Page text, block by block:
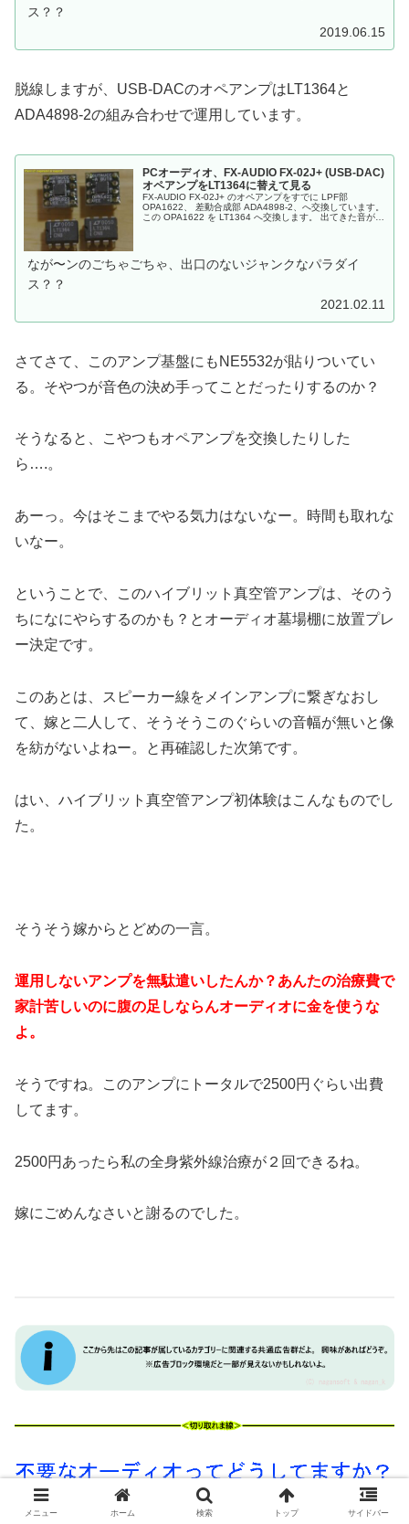
ス？？
2019.06.15
脱線しますが、USB-DACのオペアンプはLT1364と
ADA4898-2の組み合わせで運用しています。
PCオーディオ、FX-AUDIO FX-02J+ (USB-DAC)
オペアンプをLT1364に替えて見る
FX-AUDIO FX-02J+ のオペアンプをすでに LPF部
OPA1622、 差動合成部 ADA4898-2、へ交換しています。
この OPA1622 を LT1364 へ交換します。 出てきた音がど
なが〜ンのごちゃごちゃ、出口のないジャンクなパラダイ
ス？？
2021.02.11
さてさて、このアンプ基盤にもNE5532が貼りついてい
る。そやつが音色の決め手ってことだったりするのか？
そうなると、こやつもオペアンプを交換したりした
ら….。
あーっ。今はそこまでやる気力はないなー。時間も取れな
いなー。
ということで、このハイブリット真空管アンプは、そのう
ちになにやらするのかも？とオーディオ墓場棚に放置プレ
ー決定です。
このあとは、スピーカー線をメインアンプに繋ぎなおし
て、嫁と二人して、そうそうこのぐらいの音幅が無いと像
を紡がないよねー。と再確認した次第です。
はい、ハイブリット真空管アンプ初体験はこんなものでし
た。
そうそう嫁からとどめの一言。
運用しないアンプを無駄遣いしたんか？あんたの治療費で
家計苦しいのに腹の足しならんオーディオに金を使うな
よ。
そうですね。このアンプにトータルで2500円ぐらい出費
してます。
2500円あったら私の全身紫外線治療が２回できるね。
嫁にごめんなさいと謝るのでした。
メニュー ホーム 検索 トップ サイドバー